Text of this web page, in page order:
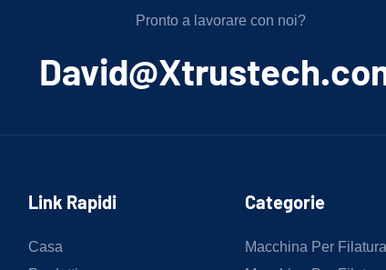
Pronto a lavorare con noi?
Link Rapidi
Casa
Categorie
Macchina Per Filatura